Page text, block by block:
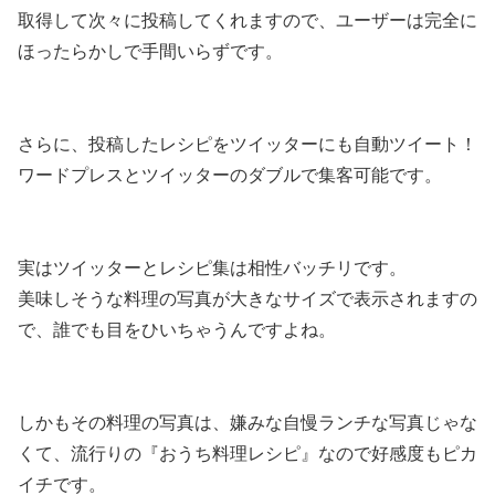
取得して次々に投稿してくれますので、ユーザーは完全に
ほったらかしで手間いらずです。
さらに、投稿したレシピをツイッターにも自動ツイート！
ワードプレスとツイッターのダブルで集客可能です。
実はツイッターとレシピ集は相性バッチリです。
美味しそうな料理の写真が大きなサイズで表示されますの
で、誰でも目をひいちゃうんですよね。
しかもその料理の写真は、嫌みな自慢ランチな写真じゃな
くて、流行りの『おうち料理レシピ』なので好感度もピカ
イチです。